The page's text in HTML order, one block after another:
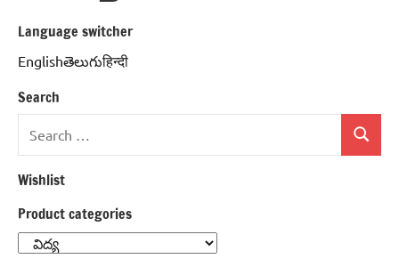
Language switcher
Englishతెలుగుहिन्दी
Search
Search
for:
Search
Wishlist
Product categories